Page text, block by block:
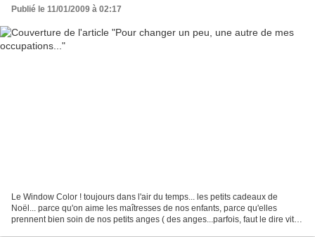
Publié le 11/01/2009 à 02:17
Le Window Color ! toujours dans l'air du temps... les petits cadeaux de
Noël... parce qu'on aime les maîtresses de nos enfants, parce qu'elles
prennent bien soin de nos petits anges ( des anges...parfois, faut le dire vite),